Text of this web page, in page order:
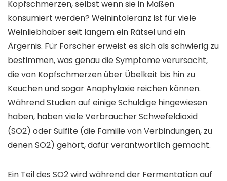
Kopfschmerzen, selbst wenn sie in Maßen
konsumiert werden? Weinintoleranz ist für viele
Weinliebhaber seit langem ein Rätsel und ein
Ärgernis. Für Forscher erweist es sich als schwierig zu
bestimmen, was genau die Symptome verursacht,
die von Kopfschmerzen über Übelkeit bis hin zu
Keuchen und sogar Anaphylaxie reichen können.
Während Studien auf einige Schuldige hingewiesen
haben, haben viele Verbraucher Schwefeldioxid
(SO2) oder Sulfite (die Familie von Verbindungen, zu
denen SO2) gehört, dafür verantwortlich gemacht.
Ein Teil des SO2 wird während der Fermentation auf